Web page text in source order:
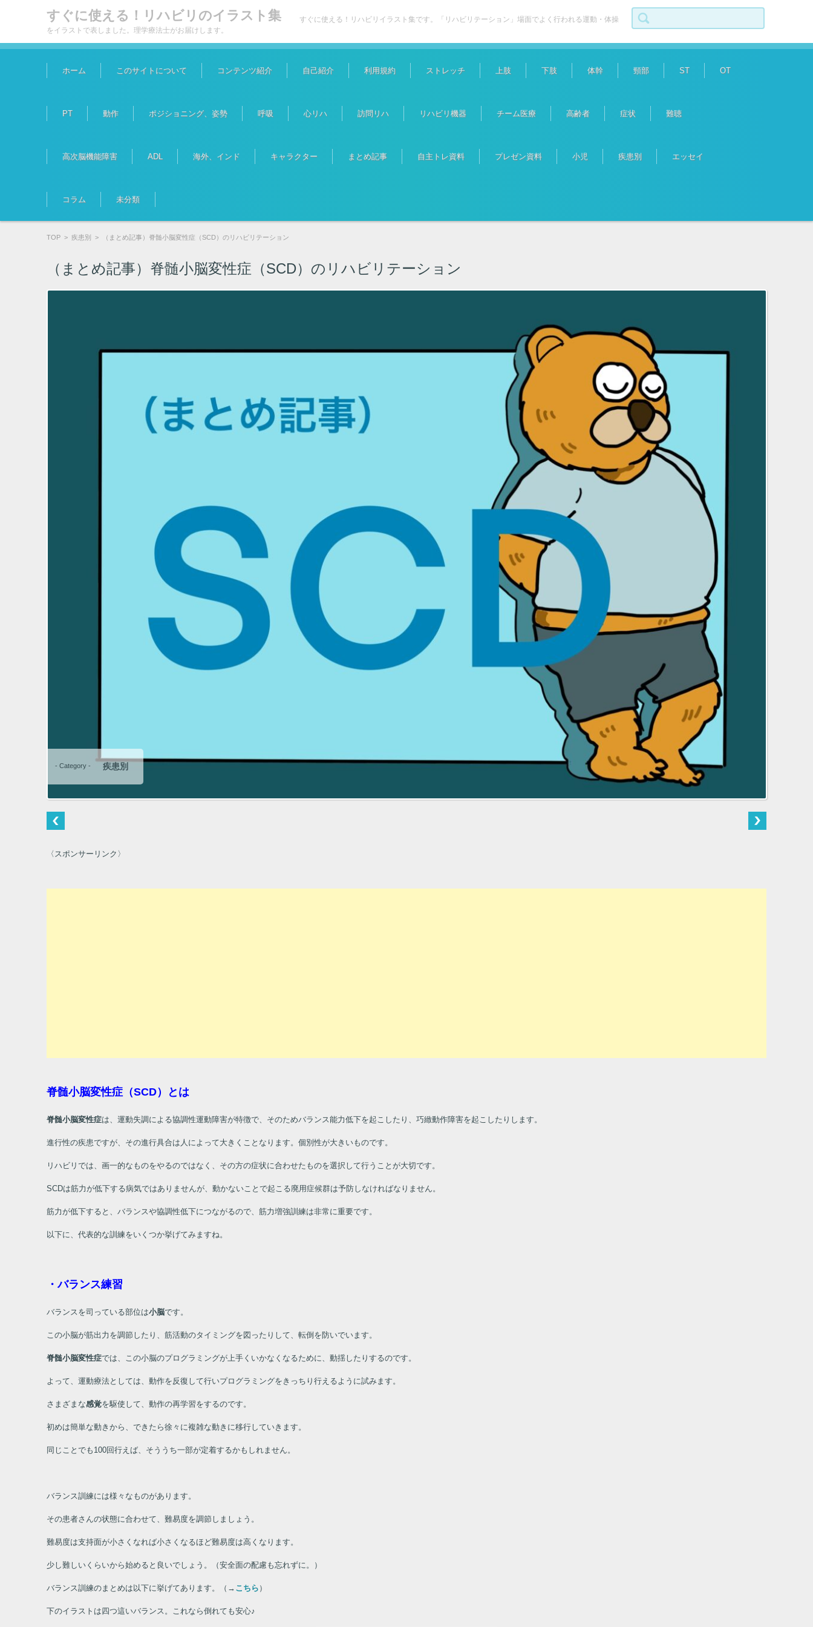
すぐに使える！リハビリのイラスト集
すぐに使える！リハビリイラスト集です。「リハビリテーション」場面でよく行われる運動・体操
をイラストで表しました。理学療法士がお届けします。
検索:
コンテンツに移動
ホーム このサイトについて コンテンツ紹介 自己紹介 利用規約 ストレッチ 上肢 下肢 体幹 頸部 ST OT
PT 動作 ポジショニング、姿勢 呼吸 心リハ 訪問リハ リハビリ機器 チーム医療 高齢者 症状 難聴
高次脳機能障害 ADL 海外、インド キャラクター まとめ記事 自主トレ資料 プレゼン資料 小児 疾患別 エッセイ
コラム 未分類
TOP > 疾患別 > （まとめ記事）脊髄小脳変性症（SCD）のリハビリテーション
（まとめ記事）脊髄小脳変性症（SCD）のリハビリテーション
- Category - 疾患別
〈スポンサーリンク〉
脊髄小脳変性症（SCD）とは
脊髄小脳変性症は、運動失調による協調性運動障害が特徴で、そのためバランス能力低下を起こしたり、巧緻動作障害を起こしたりします。
進行性の疾患ですが、その進行具合は人によって大きくことなります。個別性が大きいものです。
リハビリでは、画一的なものをやるのではなく、その方の症状に合わせたものを選択して行うことが大切です。
SCDは筋力が低下する病気ではありませんが、動かないことで起こる廃用症候群は予防しなければなりません。
筋力が低下すると、バランスや協調性低下につながるので、筋力増強訓練は非常に重要です。
以下に、代表的な訓練をいくつか挙げてみますね。
・バランス練習
バランスを司っている部位は小脳です。
この小脳が筋出力を調節したり、筋活動のタイミングを図ったりして、転倒を防いでいます。
脊髄小脳変性症では、この小脳のプログラミングが上手くいかなくなるために、動揺したりするのです。
よって、運動療法としては、動作を反復して行いプログラミングをきっちり行えるように試みます。
さまざまな感覚を駆使して、動作の再学習をするのです。
初めは簡単な動きから、できたら徐々に複雑な動きに移行していきます。
同じことでも 100回行えば、そううち一部が定着するかもしれません。
バランス訓練には様々なものがあります。
その患者さんの状態に合わせて、難易度を調節しましょう。
難易度は支持面が小さくなれば小さくなるほど難易度は高くなります。
少し難しいくらいから始めると良いでしょう。（安全面の配慮も忘れずに。）
バランス訓練のまとめは以下に挙げてあります。（→ こちら ）
下のイラストは四つ這いバランス。これなら倒れても安心♪